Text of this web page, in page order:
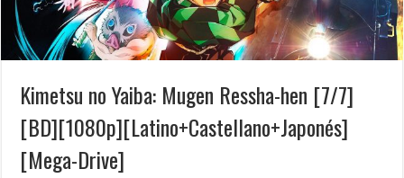
Kimetsu no Yaiba: Mugen Ressha-hen [7/7]
[BD][1080p][Latino+Castellano+Japonés]
[Mega-Drive]